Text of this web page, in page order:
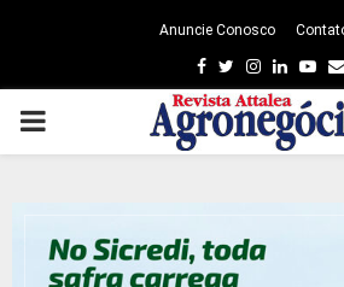
Anuncie Conosco
Facebook
TwitterInstagram
Linkedin
PRIMARY